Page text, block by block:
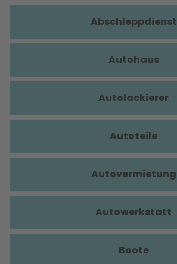
Abschleppdienst
Autohaus
Autolackierer
Autoteile
Autovermietung
Autowerkstatt
Boote